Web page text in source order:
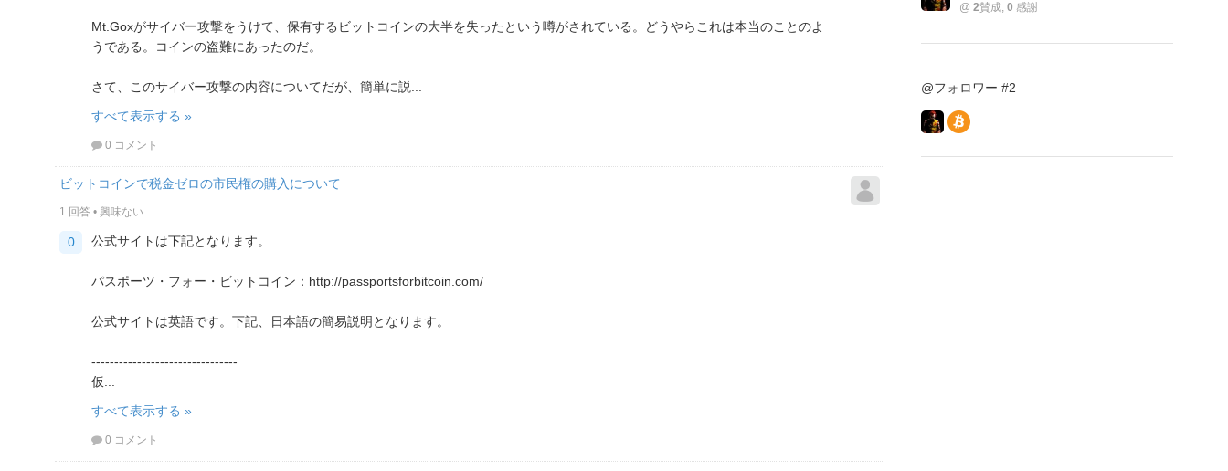
Mt.Goxがサイバー攻撃をうけて、保有するビットコインの大半を失ったという噂がされている。どうやらこれは本当のことのよ
うである。コインの盗難にあったのだ。
さて、このサイバー攻撃の内容についてだが、簡単に説...
すべて表示する »
0 コメント
ビットコインで税金ゼロの市民権の購入について
1 回答 • 興味ない
0 公式サイトは下記となります。
パスポーツ・フォー・ビットコイン：http://passportsforbitcoin.com/
公式サイトは英語です。下記、日本語の簡易説明となります。
--------------------------------
仮...
すべて表示する »
0 コメント
@ 2賛成, 0 感謝
@フォロワー #2